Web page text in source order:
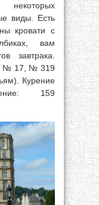
некоторых
виды. Есть
кровати с
вам
завтрака.
№ 17, № 319
Курение
159